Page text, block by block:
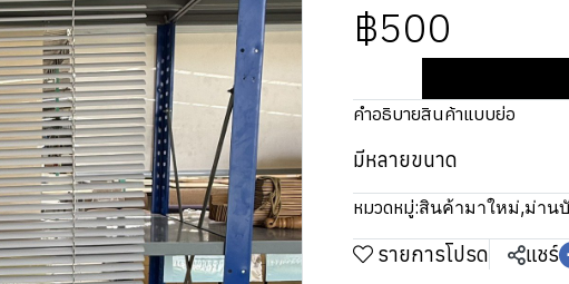
฿500
คำอธิบายสินค้าแบบย่อ
มีหลายขนาด
หมวดหมู่:สินค้ามาใหม่,ม่าน
รายการโปรด แชร์